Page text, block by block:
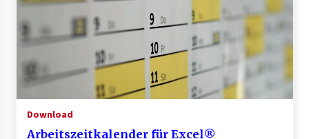
Granulieren von Kunststoff: Welche Faktoren
die Produktionsqualität beeinflussen
1 Monat ago
B2B-Firmenauflösungen: Wie Maschinen,
Lagerbestände und Betriebsausstattung
sinnvoll verwertet werden
Download
Arbeitszeitkalender für Excel®